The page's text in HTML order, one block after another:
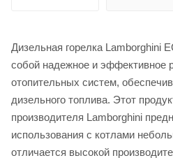
Дизельная горелка Lamborghini
собой надежное и эффективное
отопительных систем,
дизельного топлива. Этот
производителя Lamborghini
использования с котлами
отличается высокой